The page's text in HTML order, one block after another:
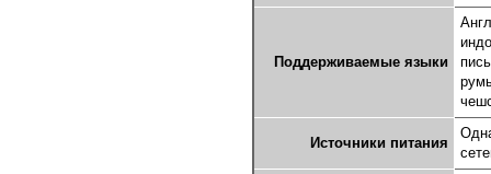
Поддерживаемые языки
Источники питания